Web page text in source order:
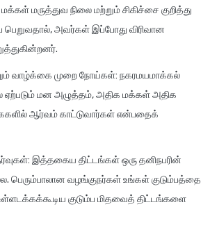
மக்கள் மருத்துவ நிலை மற்றும் சிகிச்சை குறித்து
அவர்கள் இப்போது விரிவான
வாழ்க்கை முறை நோய்கள்: நகரமயமாக்கல்
ஏற்படும் மன அழுத்தம், அதிக மக்கள் அதிக
ஆர்வம் காட்டுவார்கள் என்பதைக்
: இத்தகைய திட்டங்கள் ஒரு தனிநபரின்
பெரும்பாலான வழங்குநர்கள் உங்கள் குடும்பத்தை
குடும்ப மிதவைத் திட்டங்களை